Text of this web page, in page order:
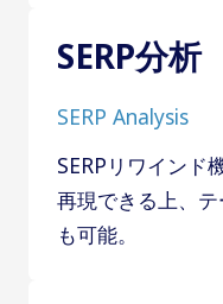
SERP分析
SERP Analysis
SERPリワインド
再現できる上、
も可能。